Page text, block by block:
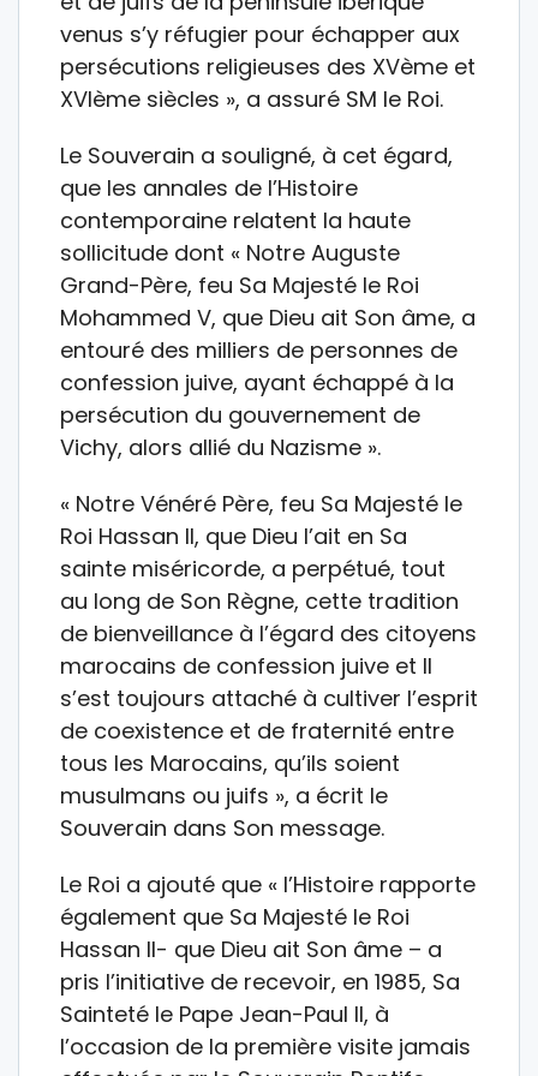
venus s’y réfugier pour échapper aux
persécutions religieuses des XVème et
XVIème siècles », a assuré SM le Roi.
Le Souverain a souligné, à cet égard,
que les annales de l’Histoire
contemporaine relatent la haute
sollicitude dont « Notre Auguste
Grand-Père, feu Sa Majesté le Roi
Mohammed V, que Dieu ait Son âme, a
entouré des milliers de personnes de
confession juive, ayant échappé à la
persécution du gouvernement de
Vichy, alors allié du Nazisme ».
« Notre Vénéré Père, feu Sa Majesté le
Roi Hassan II, que Dieu l’ait en Sa
sainte miséricorde, a perpétué, tout
au long de Son Règne, cette tradition
de bienveillance à l’égard des citoyens
marocains de confession juive et Il
s’est toujours attaché à cultiver l’esprit
de coexistence et de fraternité entre
tous les Marocains, qu’ils soient
musulmans ou juifs », a écrit le
Souverain dans Son message.
Le Roi a ajouté que « l’Histoire rapporte
également que Sa Majesté le Roi
Hassan II- que Dieu ait Son âme – a
pris l’initiative de recevoir, en 1985, Sa
Sainteté le Pape Jean-Paul II, à
l’occasion de la première visite jamais